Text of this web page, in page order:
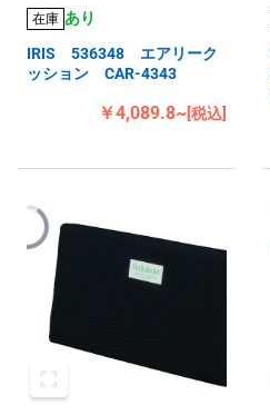
在庫 あり
IRIS 536348 エアリーク
ッション CAR-4343
￥4,089.8~[税込]